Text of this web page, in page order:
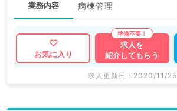
業務内容 病棟管理
お気に入り
求人を
紹介してもらう
求人更新日 : 2020/11/25